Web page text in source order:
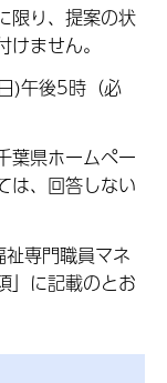
限り、提案の状
ません。
)午後5時（必
葉県ホームペー
は、回答しない
祉専門職員マネ
」に記載のとお